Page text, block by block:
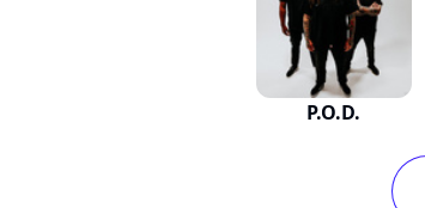
P.O.D.